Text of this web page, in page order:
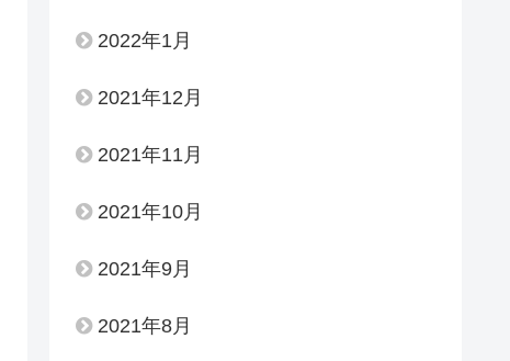
2022年1月
2021年12月
2021年11月
2021年10月
2021年9月
2021年8月